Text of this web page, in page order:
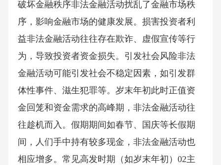
破坏金融秩序非法金融活动扰乱了金融市场秩
序，影响金融市场的健康发展。损害投资者利
益非法金融活动往往存在欺诈、虚假宣传等行
为，导致投资者资金损失。引发社会风险非法
金融活动可能引发社会不稳定因素，如引发群
体性事件、滋生犯罪等。岁末年初此时正值资
金回笼和资金需求的高峰期，非法金融活动往
往趁机而入。假期期间如春节、国庆等长假期
间，人们手中持有较多现金，非法金融活动也
相应增多。常见高发时期（如岁末年初）02主